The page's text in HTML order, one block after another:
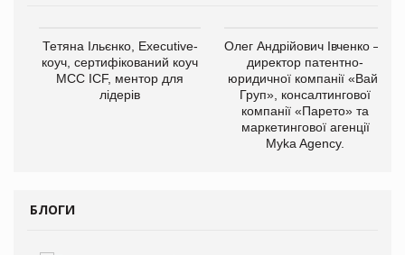
Тетяна Ільєнко, Executive-
коуч, сертифікований коуч
МСС ICF, ментор для
лідерів
Олег Андрійович Івченко —
директор патентно-
юридичної компанії «Вайз
Груп», консалтингової
компанії «Парето» та
маркетингової агенції
Myka Agency.
БЛОГИ